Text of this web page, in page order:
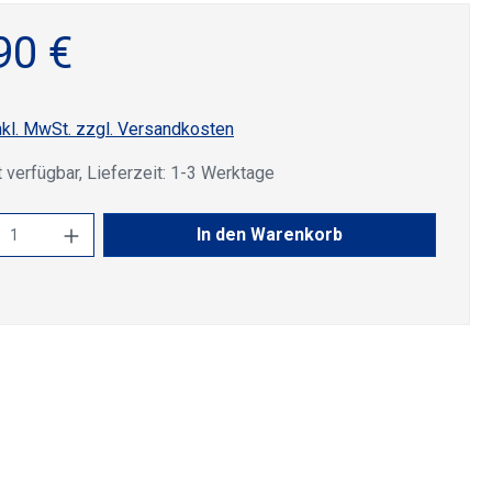
€
MwSt. zzgl. Versandkosten
Lieferzeit: 1-3 Werktage
Anzahl: Gib den gewünschten Wert
In den Warenkorb